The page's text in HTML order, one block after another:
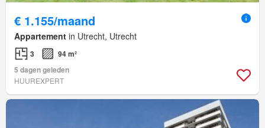
€ 1.155/maand
Appartement in Utrecht, Utrecht
3
94 m²
5 dagen geleden
HUUREXPERT